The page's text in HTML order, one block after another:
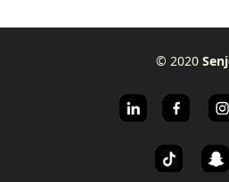
© 2020